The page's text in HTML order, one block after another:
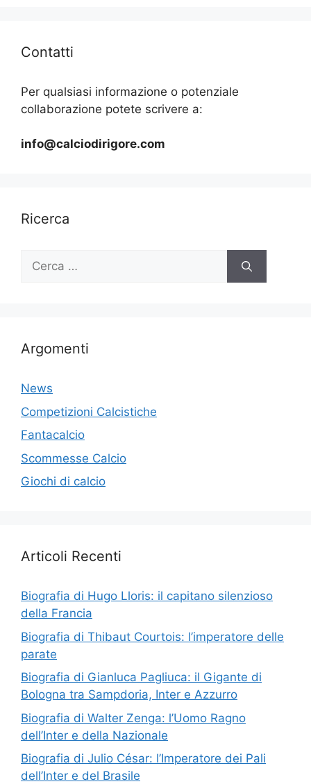
Contatti
Per qualsiasi informazione o potenziale
collaborazione potete scrivere a:
info@calciodirigore.com
Ricerca
Ricerca
Argomenti
News
Competizioni Calcistiche
Fantacalcio
Scommesse Calcio
Giochi di calcio
Articoli Recenti
Biografia di Hugo Lloris: il capitano silenzioso
della Francia
Biografia di Thibaut Courtois: l’imperatore delle
parate
Biografia di Gianluca Pagliuca: il Gigante di
Bologna tra Sampdoria, Inter e Azzurro
Biografia di Walter Zenga: l’Uomo Ragno
dell’Inter e della Nazionale
Biografia di Julio César: l’Imperatore dei Pali
dell’Inter e del Brasile